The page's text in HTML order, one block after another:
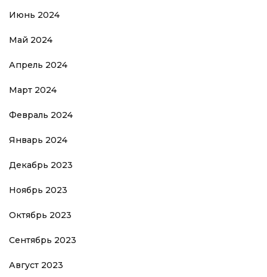
Июнь 2024
Май 2024
Апрель 2024
Март 2024
Февраль 2024
Январь 2024
Декабрь 2023
Ноябрь 2023
Октябрь 2023
Сентябрь 2023
Август 2023